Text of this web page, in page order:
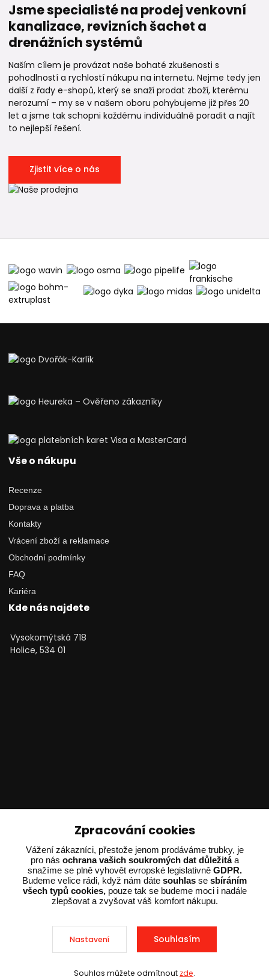
Jsme specialisté na prodej venkovní
kanalizace, revizních šachet a
drenážních systémů
Naším cílem je provázat naše bohaté zkušenosti s
pohodlností a rychlostí nákupu na internetu. Nejme tedy jen
další z řady e-shopů, který se snaží prodat zboží, kterému
nerozumí – my se v našem oboru pohybujeme již přes 20
let a jsme tak schopni každému individuálně poradit a najít
to nejlepší řešení.
Zjistit více o nás
Vše o nákupu
Recenze
Doprava a platba
Kontakty
Vrácení zboží a reklamace
Obchodní podmínky
FAQ
Kariéra
Kde nás najdete
Vysokomýtská 718
Holice, 534 01
Ing. Adam Dvořák
+420 602 234 254
(Po-Pá 8:00 - 15:00)
potrebujiporadit@dvorak-karlik.cz
Zpracování cookies
Vážení zákazníci, přestože jenom prodáváme trubky, je
pro nás ochrana vašich soukromých dat důležitáa
snažíme se plně vyhovět evropské legislativně GDPR.
Budeme velice rádi, když nám dáte souhlas se sbíráním
všech typů cookies,pouze tak se budeme moci i nadále
zlepšovat a zvyšovat váš komfort nákupu.
Nastavení Souhlasím
Souhlas můžete odmítnout zde.